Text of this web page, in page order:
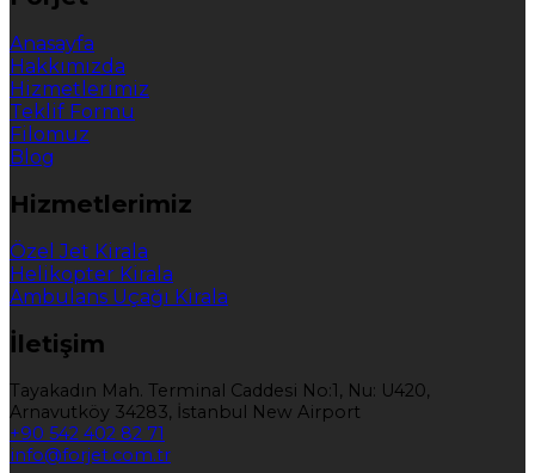
Anasayfa
Hakkımızda
Hizmetlerimiz
Teklif Formu
Filomuz
Blog
Hizmetlerimiz
Özel Jet Kirala
Helikopter Kirala
Ambulans Uçağı Kirala
İletişim
Tayakadın Mah. Terminal Caddesi No:1, Nu: U420,
Arnavutköy 34283, İstanbul New Airport
+90 542 402 82 71
info@forjet.com.tr